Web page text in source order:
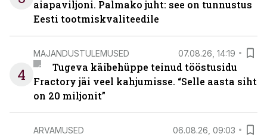
aiapaviljoni. Palmako juht: see on tunnustus
Eesti tootmiskvaliteedile
4
MAJANDUSTULEMUSED 07.08.26, 14:19
Tugeva käibehüppe teinud tööstusidu
Fractory jäi veel kahjumisse. “Selle aasta siht
on 20 miljonit”
ARVAMUSED 06.08.26, 09:03